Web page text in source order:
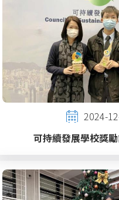
2024-
可持續發展學校獎